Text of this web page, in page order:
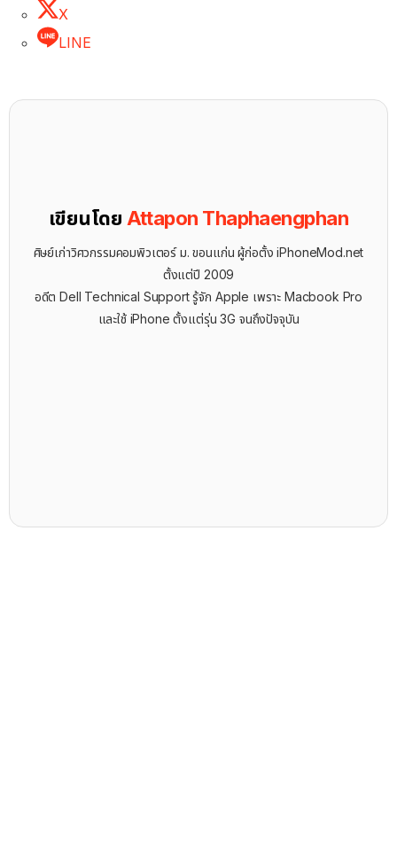
X
LINE
เขียนโดย Attapon Thaphaengphan
ศิษย์เก่าวิศวกรรมคอมพิวเตอร์ ม. ขอนแก่น ผู้ก่อตั้ง iPhoneMod.net
ตั้งแต่ปี 2009
อดีต Dell Technical Support รู้จัก ​Apple เพราะ Macbook Pro
และใช้ iPhone ตั้งแต่รุ่น 3G จนถึงปัจจุบัน